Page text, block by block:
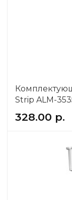
Strip ALM-
328.00 р.